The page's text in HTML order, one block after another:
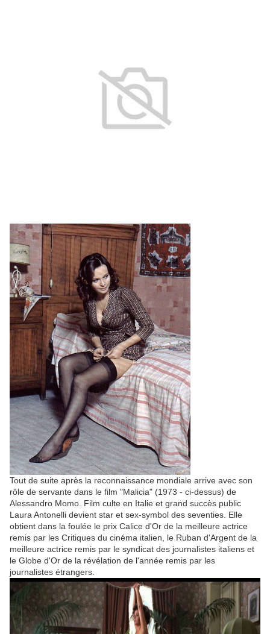
Tout de suite après la reconnaissance mondiale arrive avec son
rôle de servante dans le film "Malicia" (1973 - ci-dessus) de
Alessandro Momo. Film culte en Italie et grand succès public
Laura Antonelli devient star et sex-symbol des seventies. Elle
obtient dans la foulée le prix Calice d'Or de la meilleure actrice
remis par les Critiques du cinéma italien, le Ruban d'Argent de la
meilleure actrice remis par le syndicat des journalistes italiens et
le Globe d'Or de la révélation de l'année remis par les
journalistes étrangers.